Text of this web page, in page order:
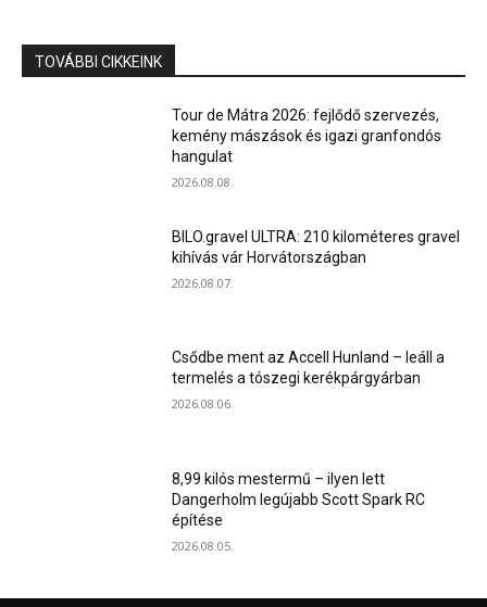
TOVÁBBI CIKKEINK
Tour de Mátra 2026: fejlődő szervezés,
kemény mászások és igazi granfondós
hangulat
2026.08.08.
BILO.gravel ULTRA: 210 kilométeres gravel
kihívás vár Horvátországban
2026.08.07.
Csődbe ment az Accell Hunland – leáll a
termelés a tószegi kerékpárgyárban
2026.08.06.
8,99 kilós mestermű – ilyen lett
Dangerholm legújabb Scott Spark RC
építése
2026.08.05.